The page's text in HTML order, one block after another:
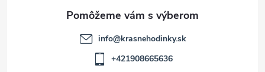
info@krasnehodinky.sk
+421908665636